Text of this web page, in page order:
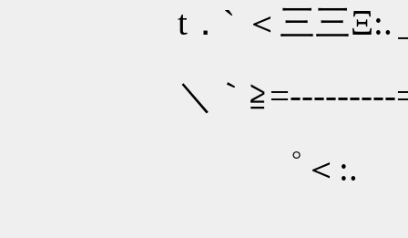
t．` ＜三三Ξ:.＿
＼｀≧=‐-------
゜＜:.